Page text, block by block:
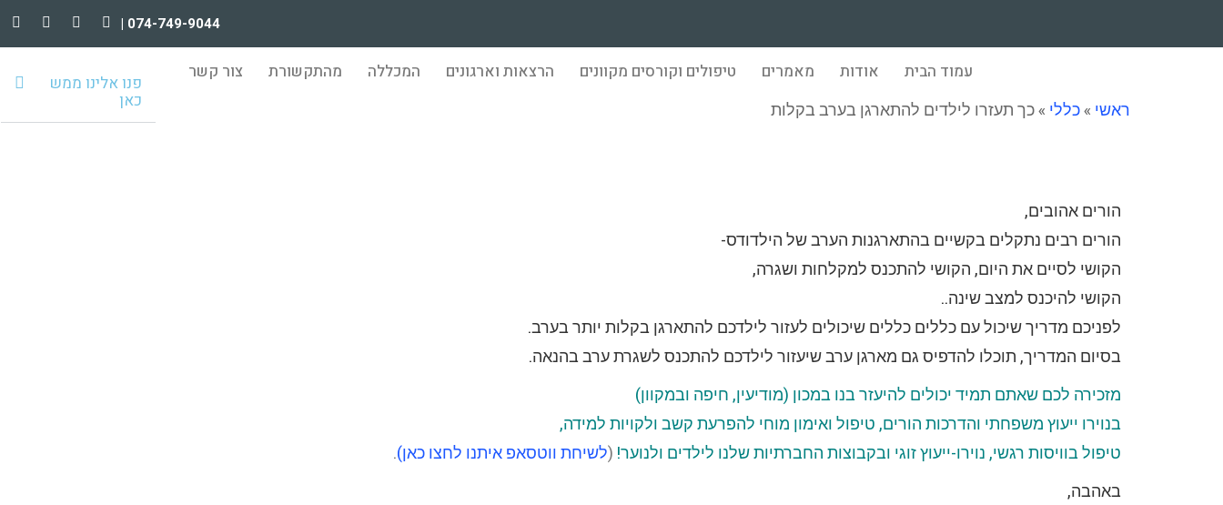
074-749-9044 |
עמוד הבית אודות מאמרים טיפולים וקורסים מקוונים הרצאות וארגונים המכללה מהתקשורת צור קשר
פנו אלינו ממש
כאן ראשי »כללי »כך תעזרו לילדים להתארגן בערב בקלות
הורים אהובים,
הורים רבים נתקלים בקשיים בהתארגנות הערב של הילדודס-
הקושי לסיים את היום, הקושי להתכנס למקלחות ושגרה,
הקושי להיכנס למצב שינה..
לפניכם מדריך שיכול עם כללים כללים שיכולים לעזור לילדכם להתארגן בקלות יותר בערב.
בסיום המדריך, תוכלו להדפיס גם מארגן ערב שיעזור לילדכם להתכנס לשגרת ערב בהנאה.
מזכירה לכם שאתם תמיד יכולים להיעזר בנו במכון (מודיעין, חיפה ובמקוון)
בנוירו ייעוץ משפחתי והדרכות הורים, טיפול ואימון מוחי להפרעת קשב ולקויות למידה,
טיפול בוויסות רגשי, נוירו-ייעוץ זוגי ובקבוצות החברתיות שלנו לילדים ולנוער! (לשיחת ווטסאפ איתנו לחצו כאן).
באהבה,